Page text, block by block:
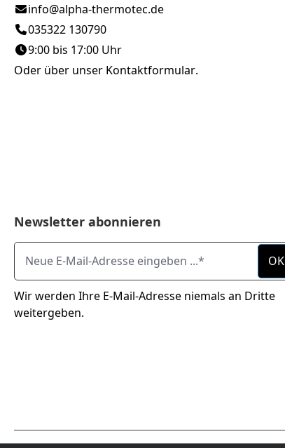
info@alpha-thermotec.de
035322 130790
9:00 bis 17:00 Uhr
Oder über unser Kontaktformular.
Newsletter abonnieren
Neue E-Mail-Adresse eingeben ...
OK
Wir werden Ihre E-Mail-Adresse niemals an Dritte
weitergeben.